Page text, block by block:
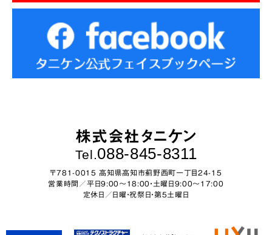
株式会社タニケン
Tel. 088-845-8311
〒781-0015 高知県高知市薊野西町一丁目24-15
営業時間／平日9:00～18:00・土曜日9:00〜17:00
定休日／日曜・祝祭日・第5土曜日